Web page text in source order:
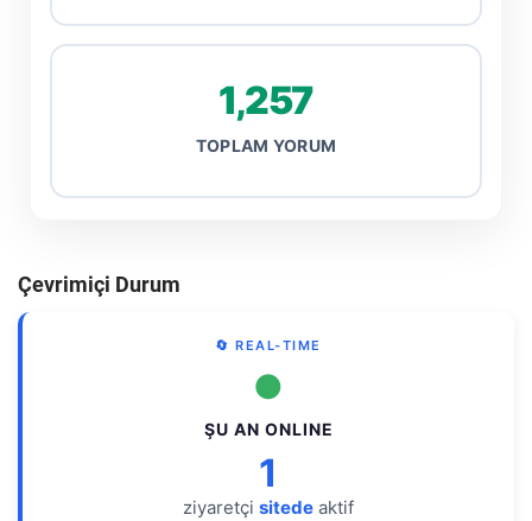
1,257
TOPLAM YORUM
Çevrimiçi Durum
🔄 REAL-TIME
●
ŞU AN ONLINE
1
ziyaretçi sitede aktif